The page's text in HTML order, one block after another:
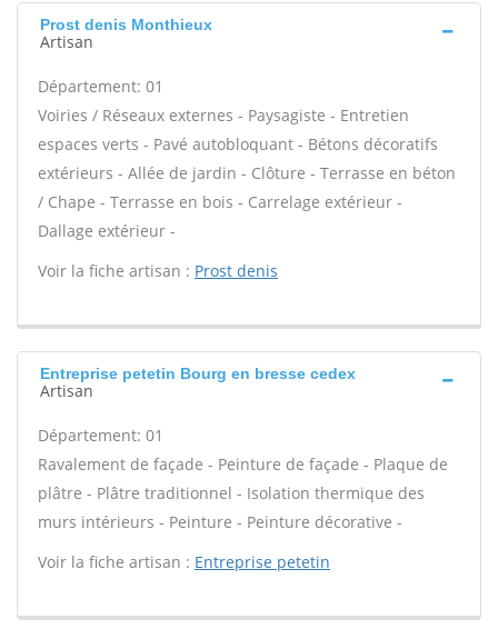
Prost denis Monthieux
Artisan
Département: 01
Voiries / Réseaux externes - Paysagiste - Entretien
espaces verts - Pavé autobloquant - Bétons décoratifs
extérieurs - Allée de jardin - Clôture - Terrasse en béton
/ Chape - Terrasse en bois - Carrelage extérieur -
Dallage extérieur -
Voir la fiche artisan : Prost denis
Entreprise petetin Bourg en bresse cedex
Artisan
Département: 01
Ravalement de façade - Peinture de façade - Plaque de
plâtre - Plâtre traditionnel - Isolation thermique des
murs intérieurs - Peinture - Peinture décorative -
Voir la fiche artisan : Entreprise petetin